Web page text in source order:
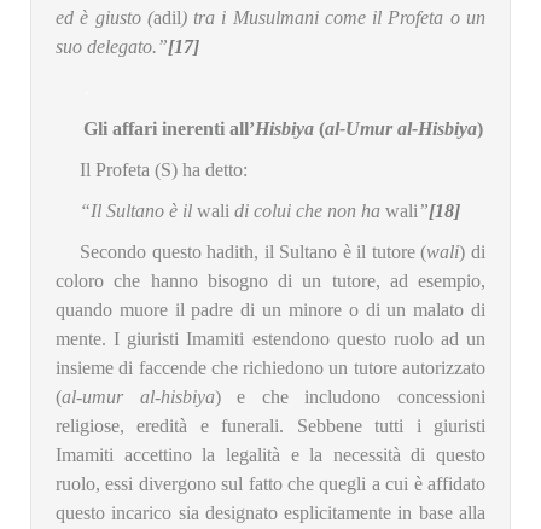
ed è giusto (adil) tra i Musulmani come il Profeta o un
suo delegato.”[17]
Gli affari inerenti all’Hisbiya(al-Umur al-Hisbiya)
Il Profeta (S) ha detto:
“Il Sultano è il wali di colui che non ha wali”[18]
Secondo questo hadith, il Sultano è il tutore (wali) di
coloro che hanno bisogno di un tutore, ad esempio,
quando muore il padre di un minore o di un malato di
mente. I giuristi Imamiti estendono questo ruolo ad un
insieme di faccende che richiedono un tutore autorizzato
(al-umur al-hisbiya) e che includono concessioni
religiose, eredità e funerali. Sebbene tutti i giuristi
Imamiti accettino la legalità e la necessità di questo
ruolo, essi divergono sul fatto che quegli a cui è affidato
questo incarico sia designato esplicitamente in base alla